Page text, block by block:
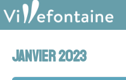
JANVIER 2023